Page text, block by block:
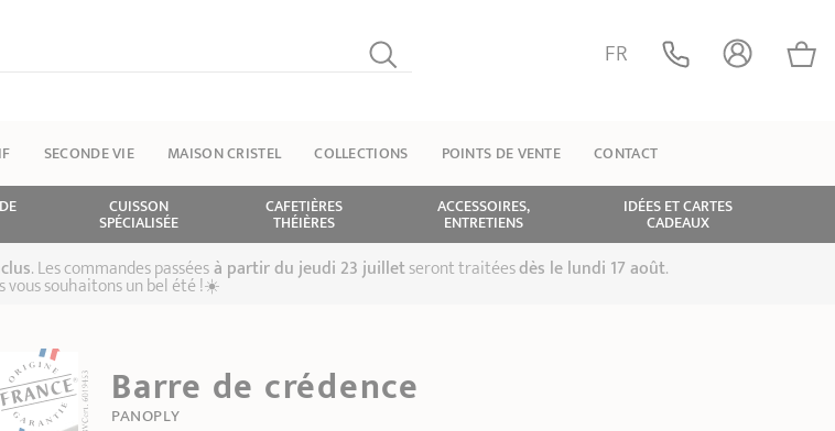
FR
SECONDE VIE MAISON CRISTEL COLLECTIONS POINTS DE VENTE CONTACT
CUISSON
SPÉCIALISÉE
CAFETIÈRES
THÉIÈRES
ACCESSOIRES,
ENTRETIENS
IDÉES ET CARTES
CADEAUX
. Les commandes passéesà partir du jeudi 23 juilletseront traitéesdès le lundi 17 août.
vous souhaitons un bel été !☀️
Barre de crédence
PANOPLY